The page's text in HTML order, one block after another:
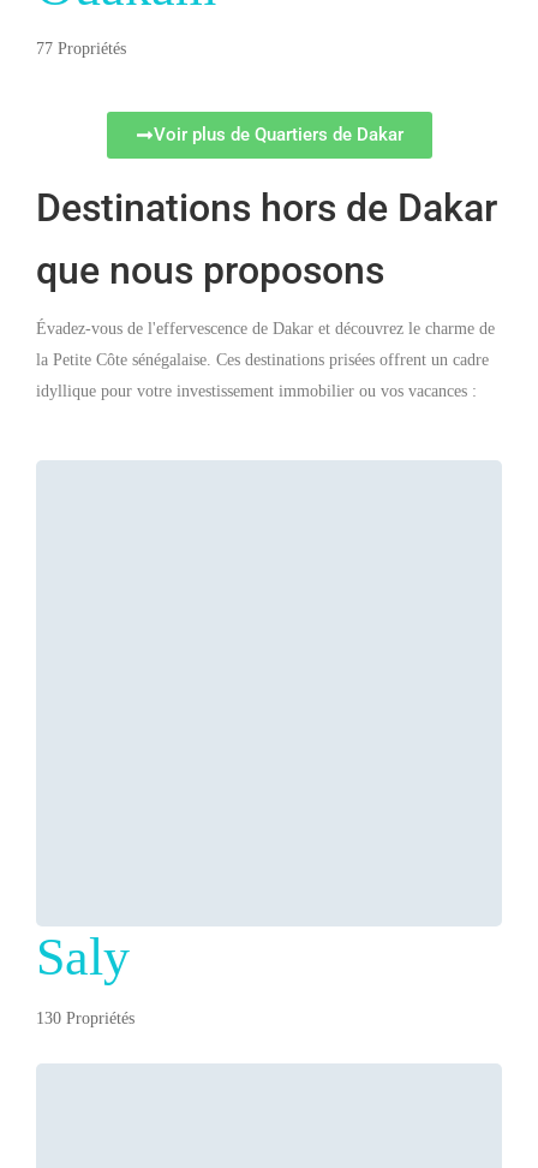
77 Propriétés
Voir plus de Quartiers de Dakar
Destinations hors de Dakar
que nous proposons
Évadez-vous de l'effervescence de Dakar et découvrez le charme de
la Petite Côte sénégalaise. Ces destinations prisées offrent un cadre
idyllique pour votre investissement immobilier ou vos vacances :
Saly
130 Propriétés